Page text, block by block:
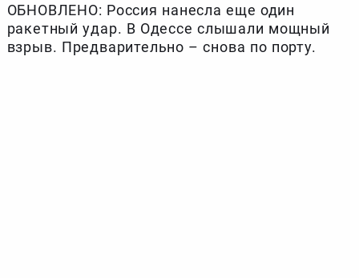
ОБНОВЛЕНО: Россия нанесла еще один
ракетный удар. В Одессе слышали мощный
взрыв. Предварительно – снова по порту.